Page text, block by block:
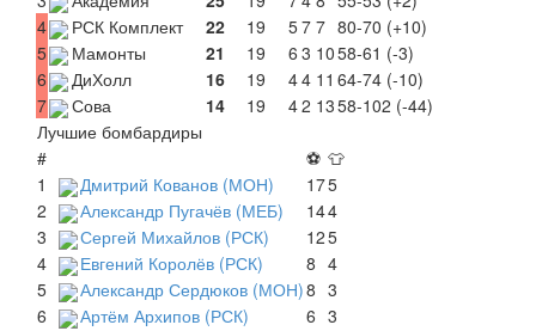
4
РСК Комплект 22 19 57 7 80-70 (+10)
5
Мамонты 21 19 6 3 1058-61 (-3)
6
ДиХолл 16 19 44 11 64-74 (-10)
7
Сова 14 19 42 1358-102 (-44)
Лучшие бомбардиры
#
⚽ 👕
1
Дмитрий Кованов (МОН) 175
2
Александр Пугачёв (МЕБ) 144
3
Сергей Михайлов (РСК) 125
4
Евгений Королёв (РСК) 8 4
5
Александр Сердюков (МОН)8 3
6
Артём Архипов (РСК) 6 3